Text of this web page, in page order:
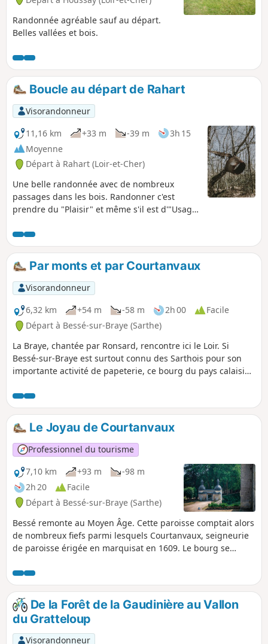
Randonnée agréable sauf au départ.
Belles vallées et bois.
Boucle au départ de Rahart
Visorandonneur
11,16 km
+33 m -39 m
3h 15
Moyenne
Départ à Rahart (Loir-et-Cher)
Une belle randonnée avec de nombreux
passages dans les bois. Randonner c'est
prendre du "Plaisir" et même s'il est d'"Usage
aucun "Souci " vous arriverez toujours à
l'église.
Par monts et par Courtanvaux
Visorandonneur
6,32 km
+54 m -58 m 2h 00
Facile
Départ à Bessé-sur-Braye (Sarthe)
La Braye, chantée par Ronsard, rencontre ici le Loir. Si
Bessé-sur-Braye est surtout connu des Sarthois pour son
importante activité de papeterie, ce bourg du pays calaisien
Courtanvaux qui aurait accueilli Henri IV. Son grand parc
boisé étant accessible au public librement toute l'année,
c'est le point de départ de cette balade qui explore par
ailleurs un joli bocage sur une petite route goudronnée.
Le Joyau de Courtanvaux
Professionnel du tourisme
7,10 km
+93 m
-98 m
2h 20
Facile
Départ à Bessé-sur-Braye (Sarthe)
Bessé remonte au Moyen Âge. Cette paroisse comptait alors
de nombreux fiefs parmi lesquels Courtanvaux, seigneurie
de paroisse érigée en marquisat en 1609. Le bourg se
l’implantation de sites pré-industriels, comme en
témoignent la fabrique de coton établie par Elie Savatier en
1735 (à la place d’un ancien site de fabrication d’étamines)
ou le moulin à papier créé sur le site de la Roche en 1824.
Ce dernier est devenu depuis le principal site industriel de
la commune.
De la Forêt de la Gaudinière au Vallon
du Gratteloup
Visorandonneur